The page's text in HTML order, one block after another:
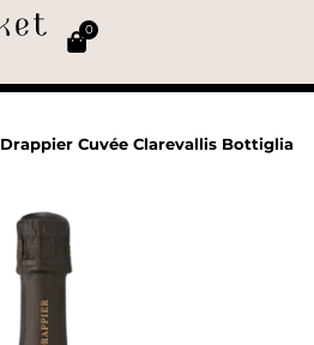
0
Drappier Cuvée Clarevallis Bottiglia